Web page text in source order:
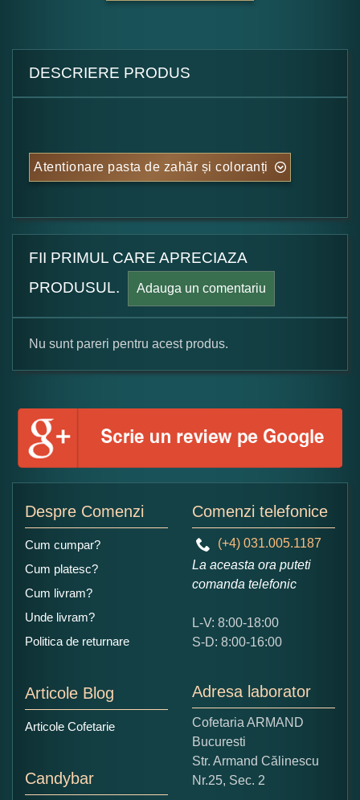
DESCRIERE PRODUS
Atentionare pasta de zahăr și coloranți
FII PRIMUL CARE APRECIAZA
PRODUSUL.
Adauga un comentariu
Formular pareri client
Numele dumneavoastra:
Ce nota acordati acestui produs?
5
Copiati alaturi numarul din imagine:
Nu sunt pareri pentru acest produs.
Despre Comenzi
Cum cumpar?
Cum platesc?
Cum livram?
Unde livram?
Politica de returnare
Articole Blog
Articole Cofetarie
Candybar
Comenzi telefonice
(+4) 031.005.1187
La aceasta ora puteti
comanda telefonic
L-V: 8:00-18:00
S-D: 8:00-16:00
Adresa laborator
Cofetaria ARMAND
Bucuresti
Str. Armand Călinescu
Nr.25, Sec. 2